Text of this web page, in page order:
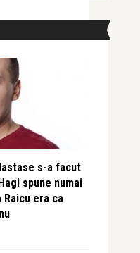
s-a facut
spune numai
era ca